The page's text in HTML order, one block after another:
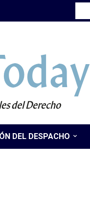
del Derecho
DEL DESPACHO